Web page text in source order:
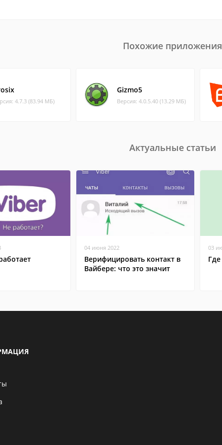
Похожие приложения
4.7.3 (83.94 МБ)
Gizmo5
Версия: 4.0.5.40 (13.29 МБ)
Актуальные статьи
04 июня 2022
Верифицировать контакт в
Вайбере: что это значит
03